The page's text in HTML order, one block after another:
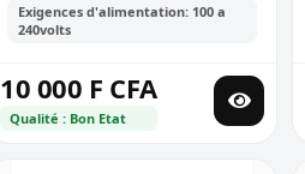
Exigences d'alimentation: 100 a
240volts
10 000 F CFA
Qualité : Bon Etat